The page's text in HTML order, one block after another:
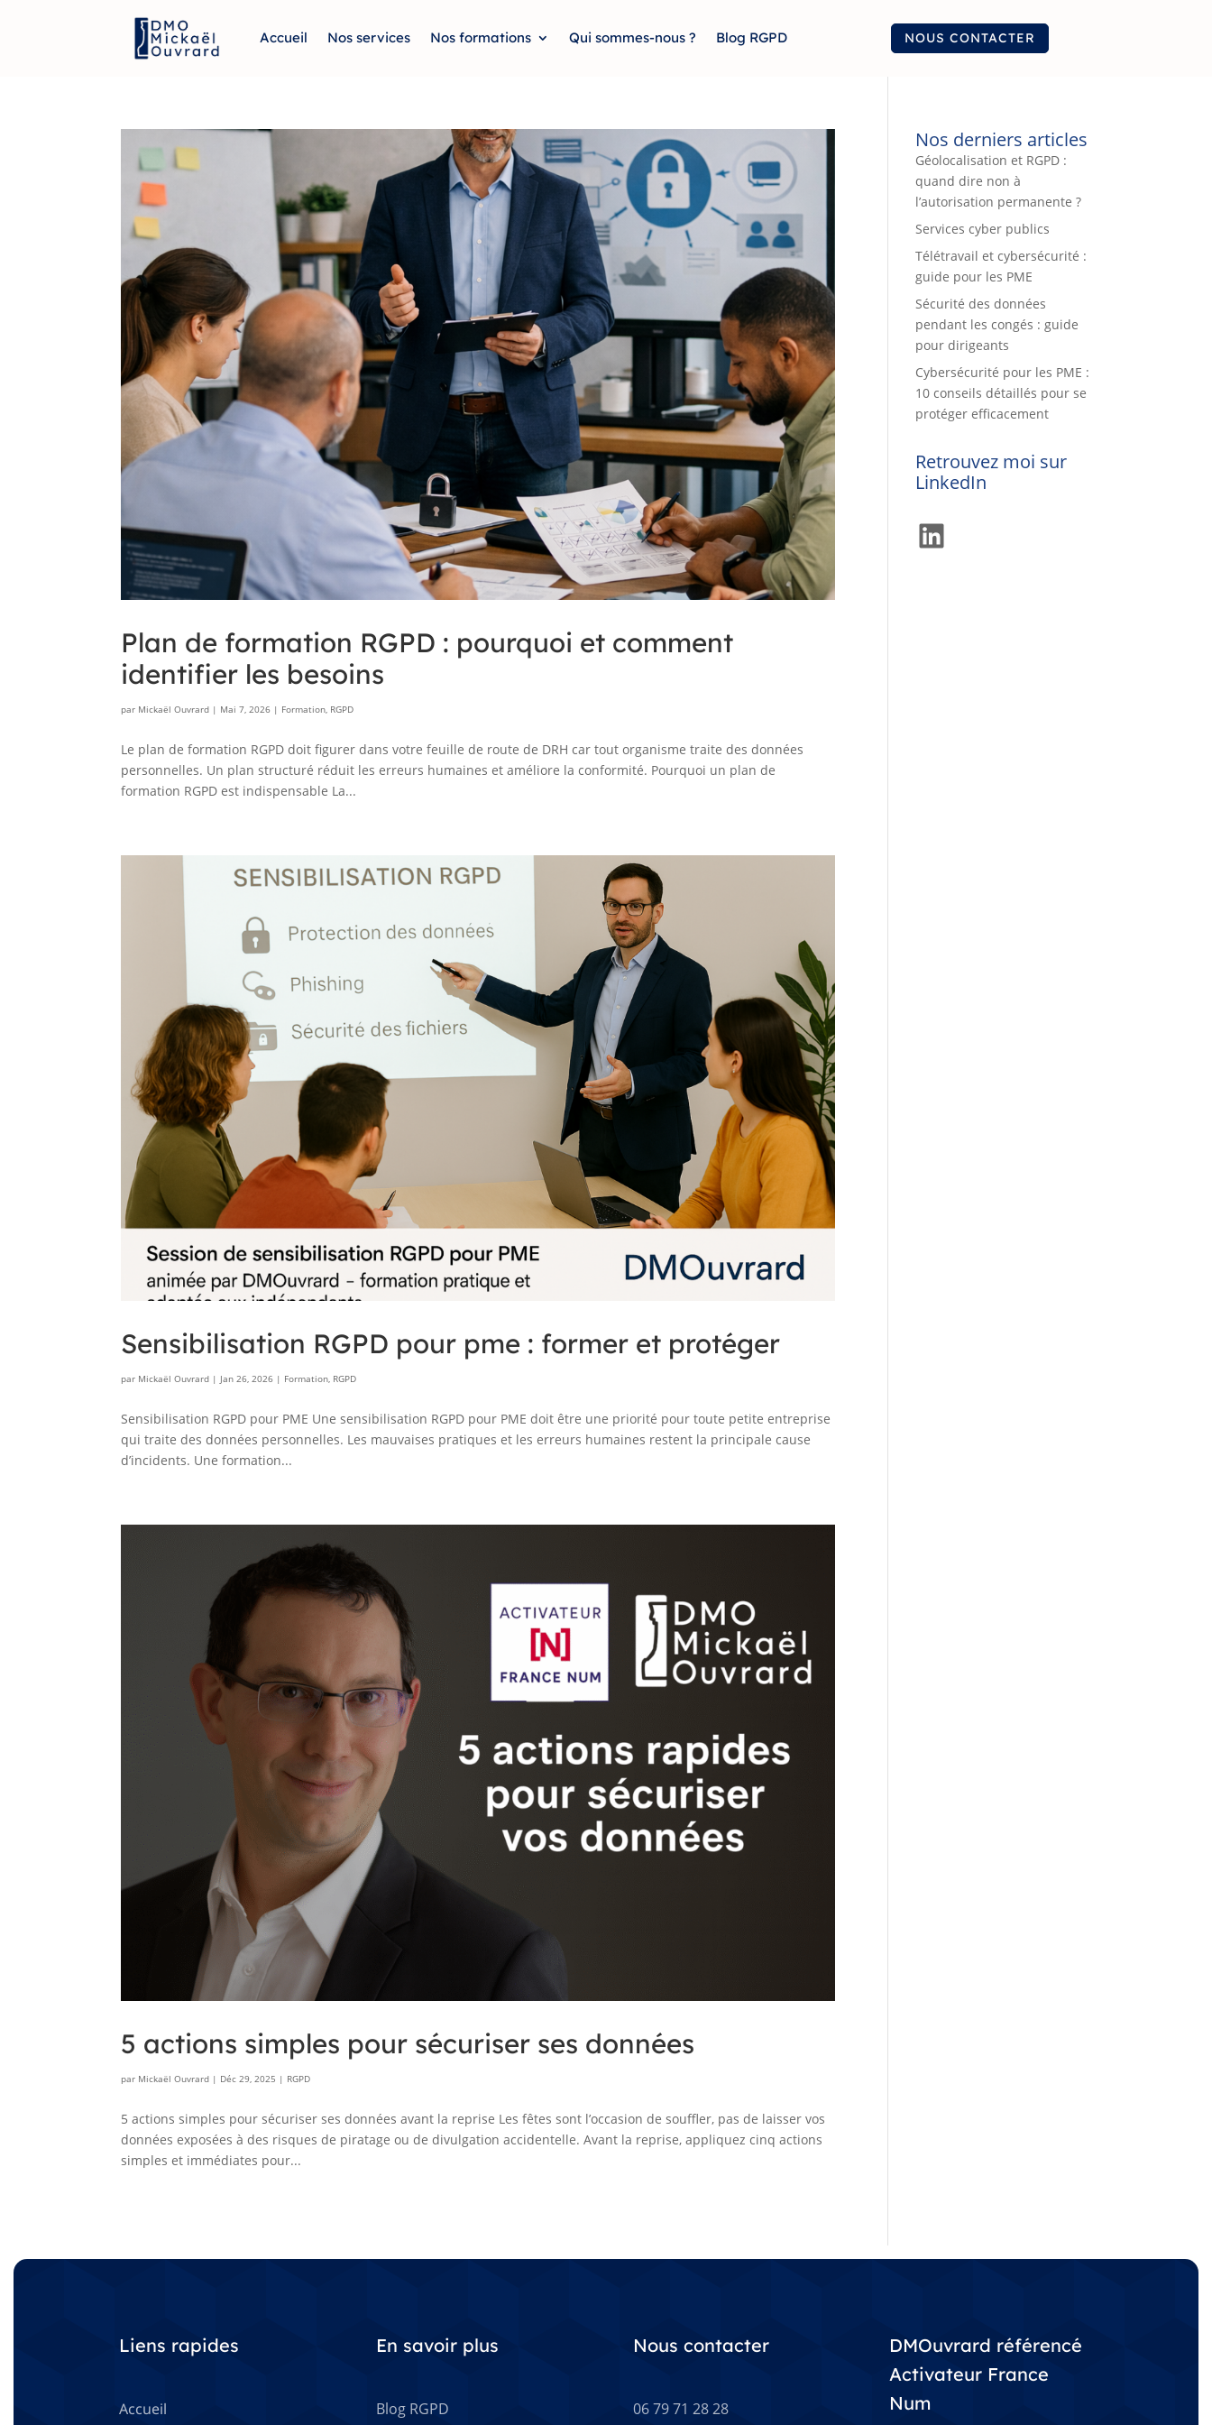
Accueil Nos services Nos formations Qui sommes-nous ? Blog RGPD NOUS CONTACTER
Plan de formation RGPD : pourquoi et comment
identifier les besoins
par Mickaël Ouvrard | Mai 7, 2026 | Formation RGPD
Le plan de formation RGPD doit figurer dans votre feuille de route de DRH car tout organisme traite des données
personnelles. Un plan structuré réduit les erreurs humaines et améliore la conformité. Pourquoi un plan de
formation RGPD est indispensable La...
Sensibilisation RGPD pour pme : former et protéger
par Mickaël Ouvrard | Jan 26, 2026 | Formation, RGPD
Sensibilisation RGPD pour PME Une sensibilisation RGPD pour PME doit être une priorité pour toute petite entreprise
qui traite des données personnelles. Les mauvaises pratiques et les erreurs humaines restent la principale cause
d’incidents. Une formation...
5 actions simples pour sécuriser ses données
par Mickaël Ouvrard | Déc 29, 2025 | RGPD
5 actions simples pour sécuriser ses données avant la reprise Les fêtes sont l’occasion de souffler, pas de laisser vos
données exposées à des risques de piratage ou de divulgation accidentelle. Avant la reprise, appliquez cinq actions
simples et immédiates pour...
Nos derniers articles
Géolocalisation et RGPD :
quand dire non à
l’autorisation permanente ?
Services cyber publics
Télétravail et cybersécurité :
guide pour les PME
Sécurité des données
pendant les congés : guide
pour dirigeants
Cybersécurité pour les PME :
10 conseils détaillés pour se
protéger efficacement
Retrouvez moi sur
LinkedIn
LinkedIn
Liens rapides
Accueil
En savoir plus
Blog RGPD
Nous contacter
06 79 71 28 28
DMOuvrard référencé
Activateur France
Num